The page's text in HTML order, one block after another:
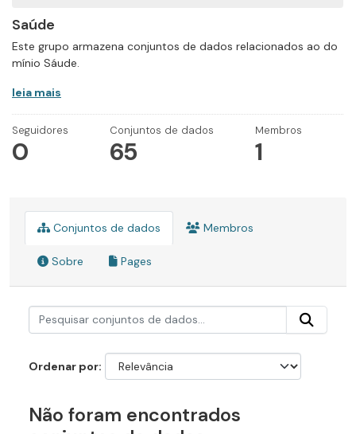
Saúde
Este grupo armazena conjuntos de dados relacionados ao do
mínio Sáude.
leia mais
Seguidores
0
Conjuntos de dados
65
Membros
1
Conjuntos de dados Membros
Sobre Pages
Ordenar por
Não foram encontrados